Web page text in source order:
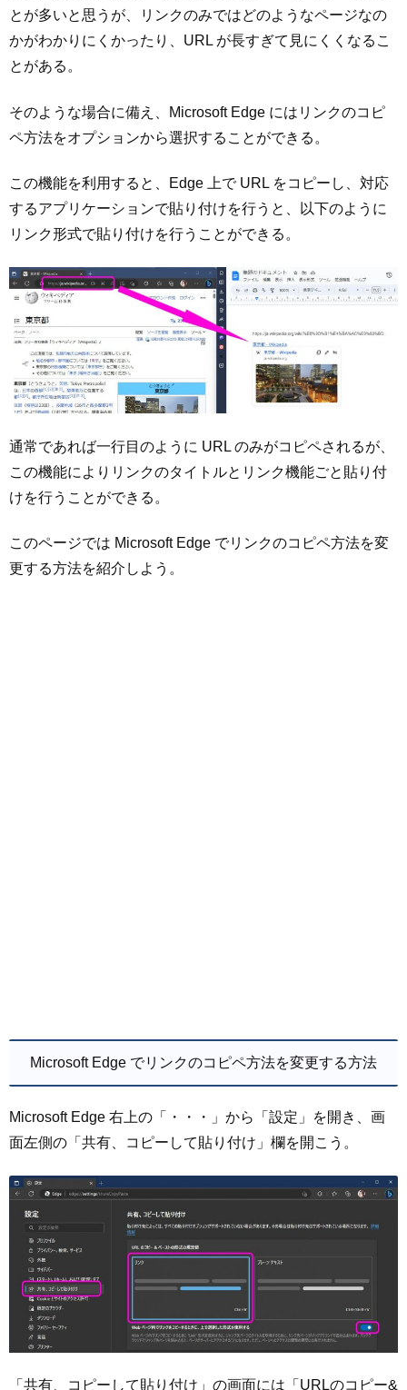
とが多いと思うが、リンクのみではどのようなページなの
かがわかりにくかったり、URL が長すぎて見にくくなるこ
とがある。
そのような場合に備え、Microsoft Edge にはリンクのコピ
ペ方法をオプションから選択することができる。
この機能を利用すると、Edge 上で URL をコピーし、対応
するアプリケーションで貼り付けを行うと、以下のように
リンク形式で貼り付けを行うことができる。
通常であれば一行目のように URL のみがコピペされるが、
この機能によりリンクのタイトルとリンク機能ごと貼り付
けを行うことができる。
このページでは Microsoft Edge でリンクのコピペ方法を変
更する方法を紹介しよう。
Microsoft Edge でリンクのコピペ方法を変更する方法
Microsoft Edge 右上の「・・・」から「設定」を開き、画
面左側の「共有、コピーして貼り付け」欄を開こう。
「共有、コピーして貼り付け」の画面には「URLのコピー&